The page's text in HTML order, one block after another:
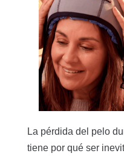
La pérdida del pelo
tiene por qué ser